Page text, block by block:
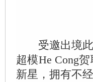
受邀出境此
超模He Cong
新星，拥有不